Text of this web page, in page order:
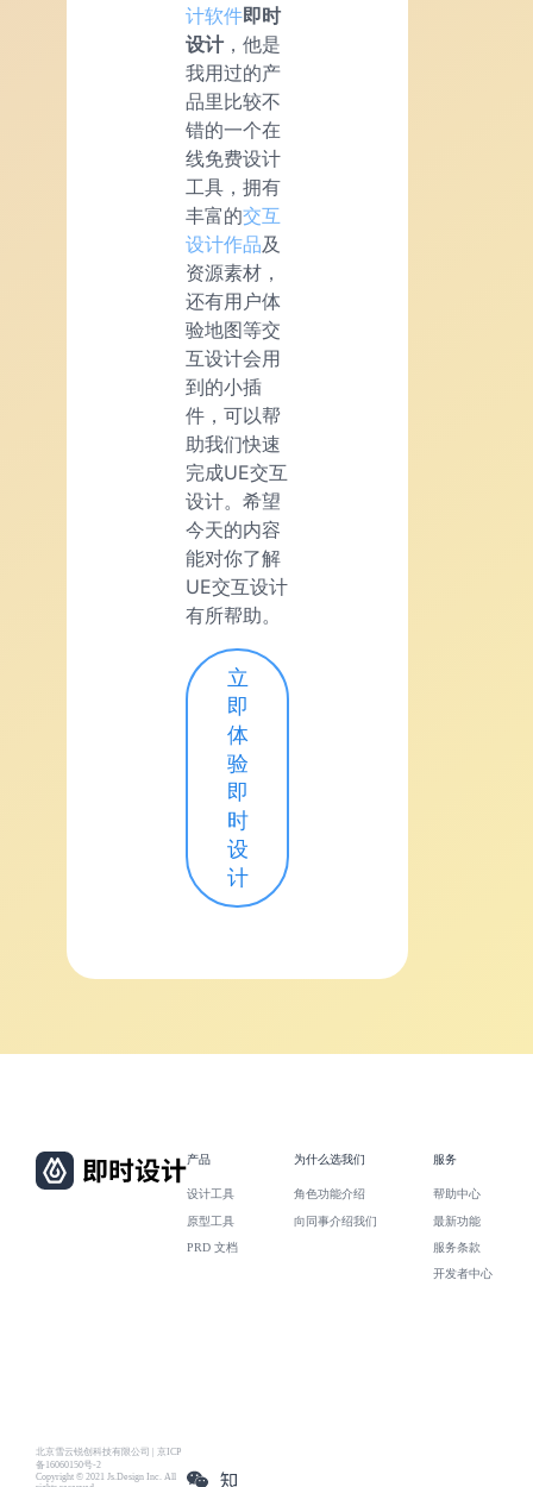
计软件即时
设计，他是
我用过的产
品里比较不
错的一个在
线免费设计
工具，拥有
丰富的交互
设计作品及
资源素材，
还有用户体
验地图等交
互设计会用
到的小插
件，可以帮
助我们快速
完成UE交互
设计。希望
今天的内容
能对你了解
UE交互设计
有所帮助。
立
即
体
验
即
时
设
计
北京雪云锐创科技有限公司 | 京ICP
备16060150号-2
Copyright © 2021 Js.Design Inc. All
产品
设计工具
原型工具
PRD 文档
为什么选我们
角色功能介绍
向同事介绍我们
服务
帮助中心
最新功能
服务条款
开发者中心